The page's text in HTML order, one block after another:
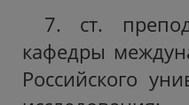
7. ст.
кафедры
Российского